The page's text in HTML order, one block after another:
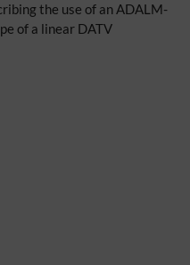
the use of an ADALM-
of a linear DATV